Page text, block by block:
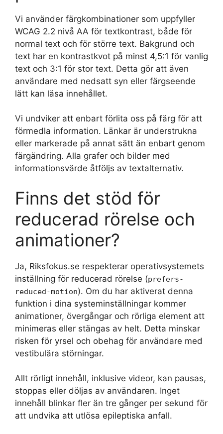
Vi använder färgkombinationer som uppfyller
WCAG 2.2 nivå AA för textkontrast, både för
normal text och för större text. Bakgrund och
text har en kontrastkvot på minst 4,5:1 för vanlig
text och 3:1 för stor text. Detta gör att även
användare med nedsatt syn eller färgseende
lätt kan läsa innehållet.
Vi undviker att enbart förlita oss på färg för att
förmedla information. Länkar är understrukna
eller markerade på annat sätt än enbart genom
färgändring. Alla grafer och bilder med
informationsvärde åtföljs av textalternativ.
Finns det stöd för
reducerad rörelse och
animationer?
Ja, Riksfokus.se respekterar operativsystemets
inställning för reducerad rörelse (prefers-
reduced-motion). Om du har aktiverat denna
funktion i dina systeminställningar kommer
animationer, övergångar och rörliga element att
minimeras eller stängas av helt. Detta minskar
risken för yrsel och obehag för användare med
vestibulära störningar.
Allt rörligt innehåll, inklusive videor, kan pausas,
stoppas eller döljas av användaren. Inget
innehåll blinkar fler än tre gånger per sekund för
att undvika att utlösa epileptiska anfall.